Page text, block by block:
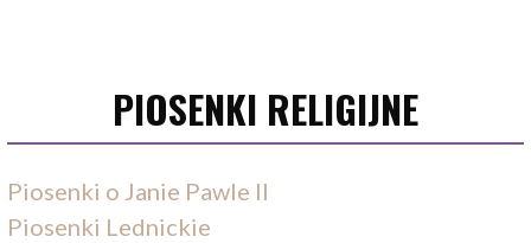
PIOSENKI RELIGIJNE
Piosenki o Janie Pawle II
Piosenki Lednickie